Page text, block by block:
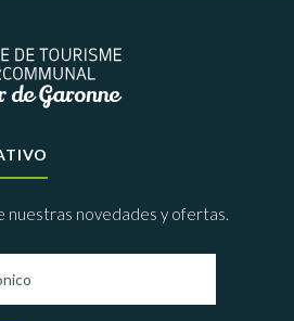
nuestras novedades y ofertas.